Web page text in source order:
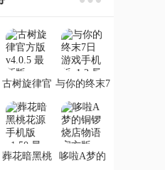
古树旋律官 与你的终末7
版
葬花暗黑桃
哆啦A梦的